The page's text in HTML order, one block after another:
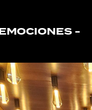
-